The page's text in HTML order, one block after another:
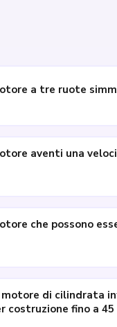
a tre ruote
aventi una
che possono
di cilindrata
costruzione fino a 45